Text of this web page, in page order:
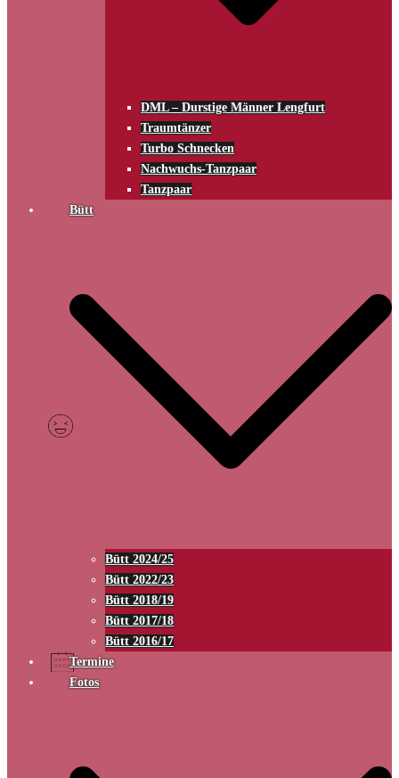
DML – Durstige Männer Lengfurt
Traumtänzer
Turbo Schnecken
Nachwuchs-Tanzpaar
Tanzpaar
Bütt
Bütt 2024/25
Bütt 2022/23
Bütt 2018/19
Bütt 2017/18
Bütt 2016/17
Termine
Fotos